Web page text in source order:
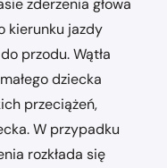
kierunku jazdy
przodu. Wątła
dziecka
przeciążeń,
W przypadku
rozkłada się